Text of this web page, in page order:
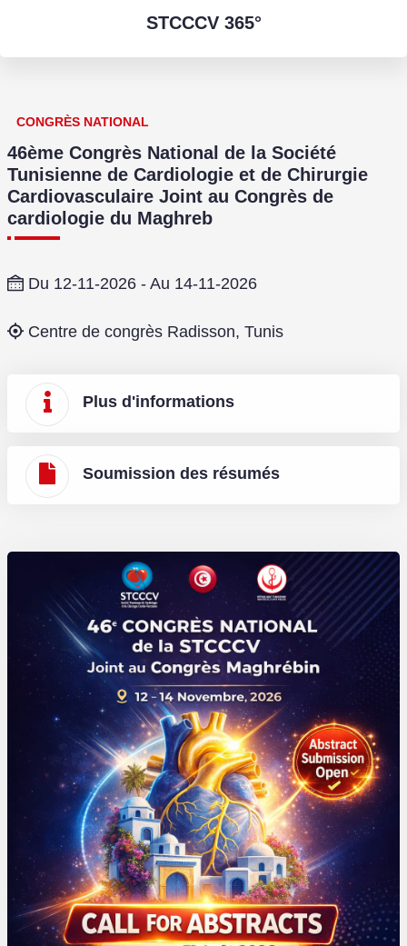
STCCCV 365°
CONGRÈS NATIONAL
46ème Congrès National de la Société
Tunisienne de Cardiologie et de Chirurgie
Cardiovasculaire Joint au Congrès de
cardiologie du Maghreb
Du 12-11-2026 - Au 14-11-2026
Centre de congrès Radisson, Tunis
Plus d'informations
Soumission des résumés